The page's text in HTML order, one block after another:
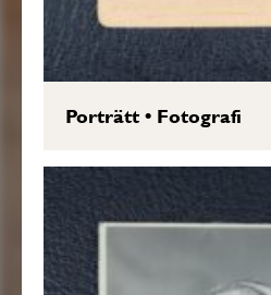
Porträtt• Fotografi